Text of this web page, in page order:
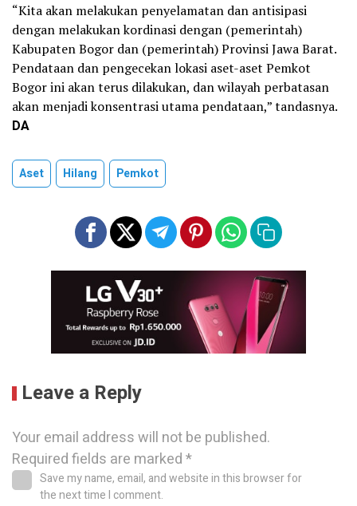
“Kita akan melakukan penyelamatan dan antisipasi
dengan melakukan kordinasi dengan (pemerintah)
Kabupaten Bogor dan (pemerintah) Provinsi Jawa Barat.
Pendataan dan pengecekan lokasi aset-aset Pemkot
Bogor ini akan terus dilakukan, dan wilayah perbatasan
akan menjadi konsentrasi utama pendataan,” tandasnya.
DA
Aset Hilang Pemkot
Leave a Reply
Your email address will not be published.
Required fields are marked*
Save my name, email, and website in this browser for
the next time I comment.